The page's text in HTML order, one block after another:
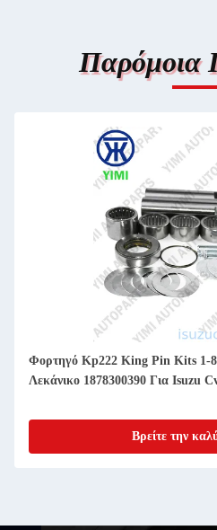
Παρόμοια
Φορτηγό Kp222 King Pin Kits 1-
Λεκάνικο 1878300390 Για Isuzu
Βρείτε την